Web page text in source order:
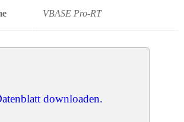
VBASE Pro-RT
downloaden.